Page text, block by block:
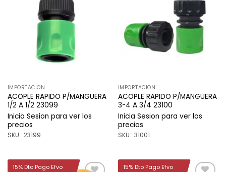
IMPORTACION
ACOPLE RAPIDO P/MANGUERA
1/2 A 1/2 23099
Inicia Sesion para ver los
precios
SKU: 23199
Añadir
a la
lista de
deseos
IMPORTACION
ACOPLE RAPIDO P/MANGUERA
3-4 A 3/4 23100
Inicia Sesion para ver los
precios
SKU: 31001
15% Dto Pago Efvo 15% Dto Pago Efvo